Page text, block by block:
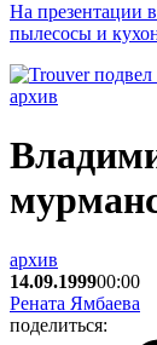
На презентации
пылесосы и
архив
архив
14.09.199900:00
Рената Ямбаева
поделиться: